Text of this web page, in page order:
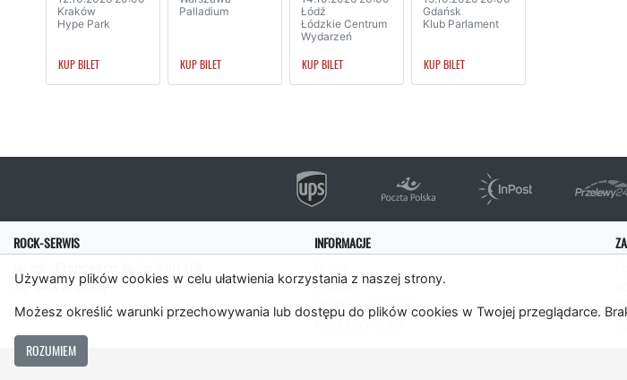
Używamy plików cookies w celu ułatwienia korzystania z naszej strony.
Możesz określić warunki przechowywania lub dostępu do plików cookies w Twojej przeglądarce.
ROZUMIEM
Kraków
Hype Park
KUP BILET
Palladium
KUP BILET
Łódź
Łódzkie Centrum
Wydarzeń
KUP BILET
Gdańsk
Klub Parlament
KUP BILET
ROCK-SERWIS
31-543 Kraków
INFORMACJE
Pomoc
Polityka cookies